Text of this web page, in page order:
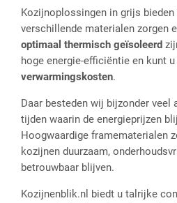
Kozijnoplossingen in grijs
verschillende materialen zorgen
optimaal thermisch geïsoleerd
hoge energie-efficiëntie en kunt u
verwarmingskosten.
Daar besteden wij bijzonder veel
tijden waarin de energieprijzen
Hoogwaardige framematerialen
kozijnen duurzaam,
betrouwbaar blijven.
Kozijnenblik.nl biedt u talrijke